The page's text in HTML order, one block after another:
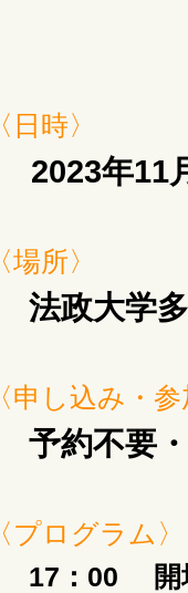
〈日時〉
2023年11
〈場所〉
法政大学
〈申し込み・
予約不要・
〈プログラム〉
17：00